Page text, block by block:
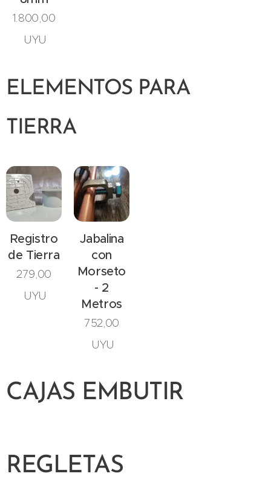
1.800,00
UYU
ELEMENTOS PARA
TIERRA
Registro
de Tierra
279,00
UYU
Jabalina
con
Morseto
- 2
Metros
752,00
UYU
CAJAS EMBUTIR
REGLETAS